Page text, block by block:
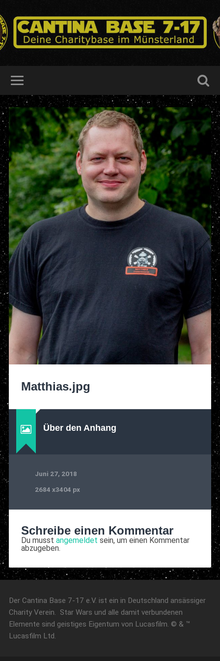
Matthias.jpg
Über den Anhang
Juni 27, 2018
2684 x3404 px
Schreibe einen Kommentar
Du musst angemeldet sein, um einen Kommentar
abzugeben.
Der Cantina Base 7-17 e.V. ist ein in Deutschland ansässiger
Charity Verein. Star Wars und alle damit verbundenen
Elemente sind geistiges Eigentum von Lucasfilm. © & ™
Lucasfilm Ltd.